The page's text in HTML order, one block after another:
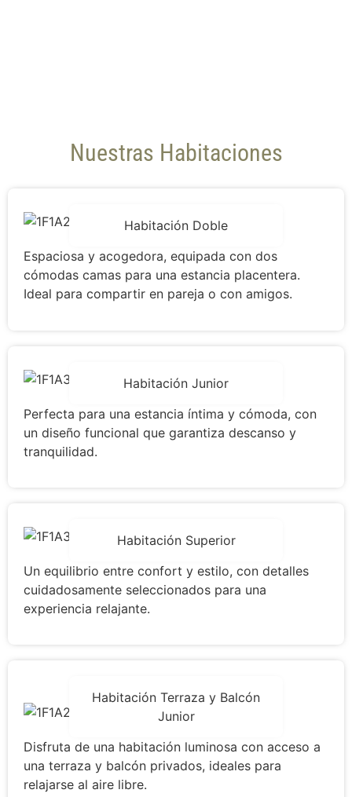
Nuestras Habitaciones
Habitación Doble
Espaciosa y acogedora, equipada con dos
cómodas camas para una estancia placentera.
Ideal para compartir en pareja o con amigos.
Habitación Junior
Perfecta para una estancia íntima y cómoda, con
un diseño funcional que garantiza descanso y
tranquilidad.
Habitación Superior
Un equilibrio entre confort y estilo, con detalles
cuidadosamente seleccionados para una
experiencia relajante.
Habitación Terraza y Balcón
Junior
Disfruta de una habitación luminosa con acceso a
una terraza y balcón privados, ideales para
relajarse al aire libre.